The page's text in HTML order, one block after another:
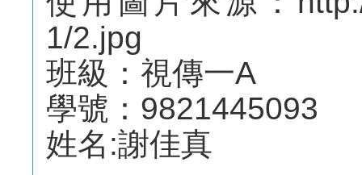
1/2.jpg
班級：視傳一A
學號：9821445093
姓名:謝佳真